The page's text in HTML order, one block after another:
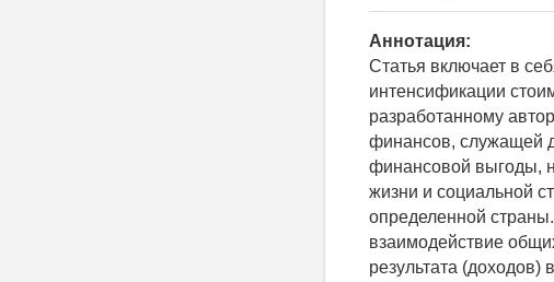
Аннотация:
Статья включает в
интенсификации
разработанному
финансов, служащей
финансовой выгоды,
жизни и социальной
определенной
взаимодействие
результата (доходов)